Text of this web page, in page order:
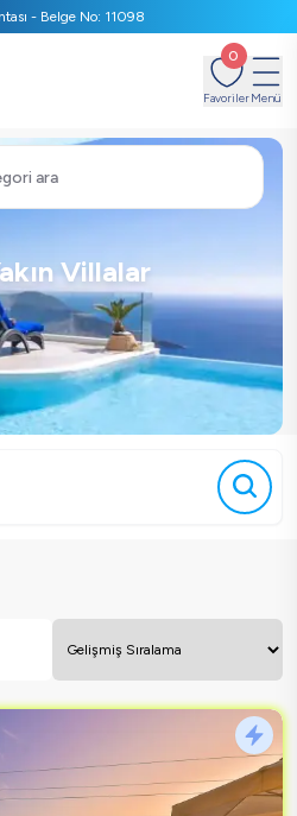
- Belge No: 11098
0
FavorilerMenü
ara
Villalar